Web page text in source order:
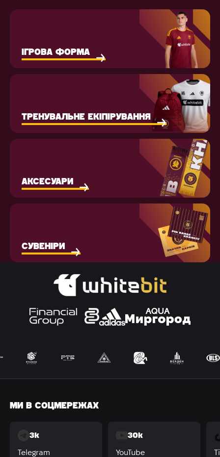
ІГРОВА ФОРМА
ТРЕНУВАЛЬНЕ ЕКІПІРУВАННЯ
АКСЕСУАРИ
СУВЕНІРИ
МИ В СОЦМЕРЕЖАХ
3k
Telegram
30k
YouTube